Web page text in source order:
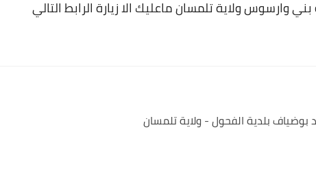
وارسوس ولاية تلمسان ماعليك الا زيارة الرابط التالي
بلدية الفحول - ولاية تلمسان